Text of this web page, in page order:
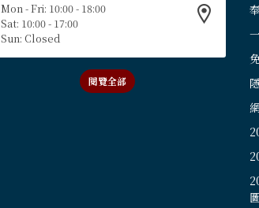
Mon - Fri: 10:00 - 18:00
Sat: 10:00 - 17:00
Sun: Closed
閱覽全部